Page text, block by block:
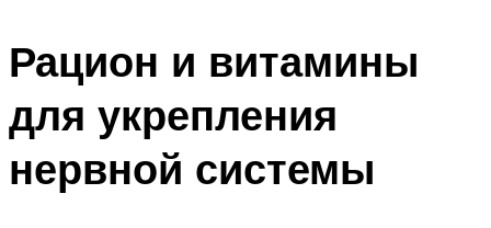
Рацион и витамины
для укрепления
нервной системы